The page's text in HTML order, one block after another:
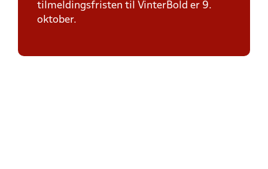
tilmeldingsfristen til VinterBold er 9.
oktober.